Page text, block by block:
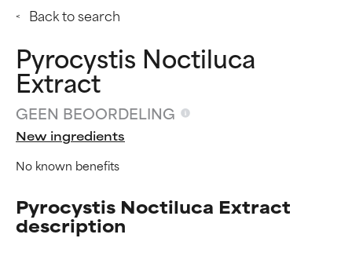
Back to search
Pyrocystis Noctiluca
Extract
GEEN BEOORDELING
New ingredients
No known benefits
Pyrocystis Noctiluca Extract
description